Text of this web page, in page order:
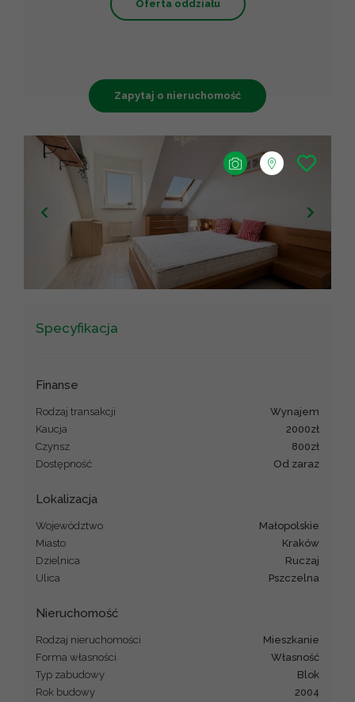
Oferta oddziału
Zapytaj o nieruchomość
+
contributors ©
Specyfikacja
Finanse
Rodzaj transakcji
wynajem
Kaucja
2000zł
Czynsz
800zł
Dostępność
od zaraz
Lokalizacja
Województwo
małopolskie
Miasto
Kraków
Dzielnica
Ruczaj
Ulica
Pszczelna
Nieruchomość
Rodzaj nieruchomości
mieszkanie
Forma własności
Własność
Typ zabudowy
blok
Rok budowy
2004